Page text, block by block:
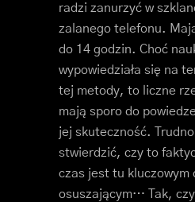
radzi zanurzyć w
zalanego telefonu.
do 14 godzin. Choć
wypowiedziała się na
tej metody, to liczne
mają sporo do
jej skuteczność.
stwierdzić, czy to
czas jest tu kluczowym
osuszającym… Tak,